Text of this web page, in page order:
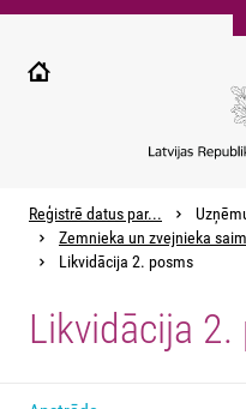
Pārlekt
galveno
Reģistrē datus par...
Zemnieka un zvejnieka
Likvidācija 2. posms
Likvidācija 2.